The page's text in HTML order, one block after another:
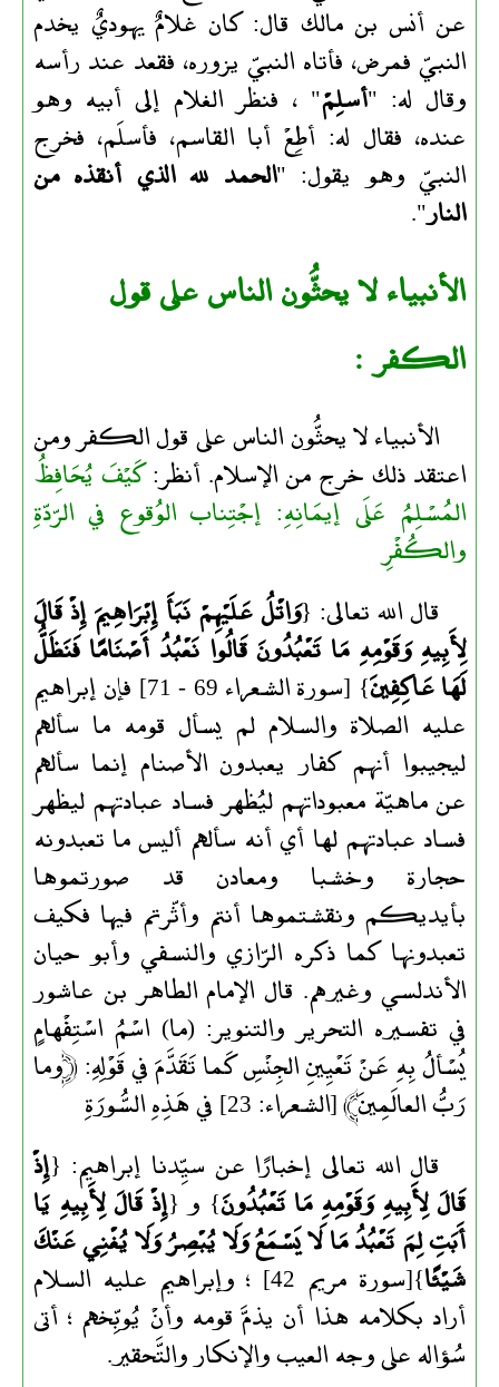
عن أنس بن مالك قال: كان غلامٌ يهوديٌ يخدم
النبيّ فمرض، فأتاه النبيّ يزوره، فقعد عند رأسه
وقال له: "أسلِمْ" ، فنظر الغلام إلى أبيه وهو
عنده، فقال له: أطِعْ أبا القاسم، فأسلَم، فخرج
النبيّ وهو يقول: "الحمد لله الذي أنقذه من
النار".
الأنبياء لا يحثُّون الناس على قول
الكفر :
الأنبياء لا يحثُّون الناس على قول الكفر ومن
اعتقد ذلك خرج من الإسلام. أنظر:كَيْفَ يُحَافِظُ
المُسْلِمُ عَلَى إيمَانِهِ: إجْتِناب الوُقوع في الرّدّةِ
والكُفْرِ
قال الله تعالى: {وَاتْلُ عَلَيْهِمْ نَبَأَ إِبْرَاهِيمَ إِذْ قَالَ
لِأَبِيهِ وَقَوْمِهِ مَا تَعْبُدُونَ قَالُوا نَعْبُدُ أَصْنَامًا فَنَظَلُّ
لَهَا عَاكِفِينَ } [سورة الشعراء 69 - 71] فإن إبراهيم
عليه الصلاة والسلام لم يسأل قومه ما سألهم
ليجيبوا أنهم كفار يعبدون الأصنام إنما سألهم
عن ماهيّة معبوداتهم ليُظهر فساد عبادتهم ليظهر
فساد عبادتهم لها أي أنه سألهم أليس ما تعبدونه
حجارة وخشبا ومعادن قد صورتموها
بأيديكم ونقشتموها أنتم وأثّرتم فيها فكيف
تعبدونها كما ذكره الرّازي والنسفي وأبو حيان
الأندلسي وغيرهم. قال الإمام الطاهر بن عاشور
في تفسيره التحرير والتنوير: (ما) اسْمُ اسْتِفْهامٍ
يُسْألُ بِهِ عَنْ تَعْيِينِ الجِنْسِ كَما تَقَدَّمَ في قَوْلِهِ: ﴿وما
رَبُّ العالَمِينَ﴾ [الشعراء: 23] في هَذِهِ السُّورَةِ
قال الله تعالى إخبارًا عن سيِّدنا إبراهيم: {إِذْ
قَالَ لِأَبِيهِ وَقَوْمِهِ مَا تَعْبُدُونَ} و {إِذْ قَالَ لِأَبِيهِ يَا
أَبَتِ لِمَ تَعْبُدُ مَا لَا يَسْمَعُ وَلَا يُبْصِرُ وَلَا يُغْنِي عَنْكَ
شَيْئًا }[سورة مريم 42] ؛ وإبراهيم عليه السلام
أراد بكلامه هذا أن يذمَّ قومه وأنْ يُوبِّخهم ؛ أتى
سُؤاله على وجه العيب والإنكار والتَّحقير.